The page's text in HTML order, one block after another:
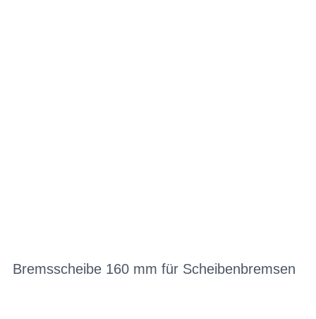
Bremsscheibe 160 mm für Scheibenbremsen